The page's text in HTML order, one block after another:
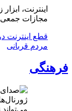
اینترنت،
مجازات جمعی
قطع اینترنت
مردم قربانی
فرهنگی